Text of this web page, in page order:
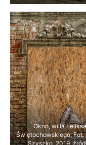
Okno, willa Feliksa
Świętochowskiego.
Szyszko, 2019,